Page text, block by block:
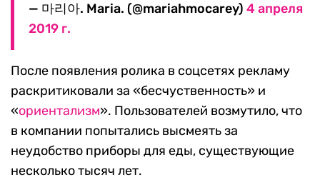
— 마리아. Maria. (@mariahmocarey) 4 апреля
2019 г.
После появления ролика в соцсетях рекламу
раскритиковали за «бесчуственность» и
«ориентализм». Пользователей возмутило, что
в компании попытались высмеять за
неудобство приборы для еды, существующие
несколько тысяч лет.